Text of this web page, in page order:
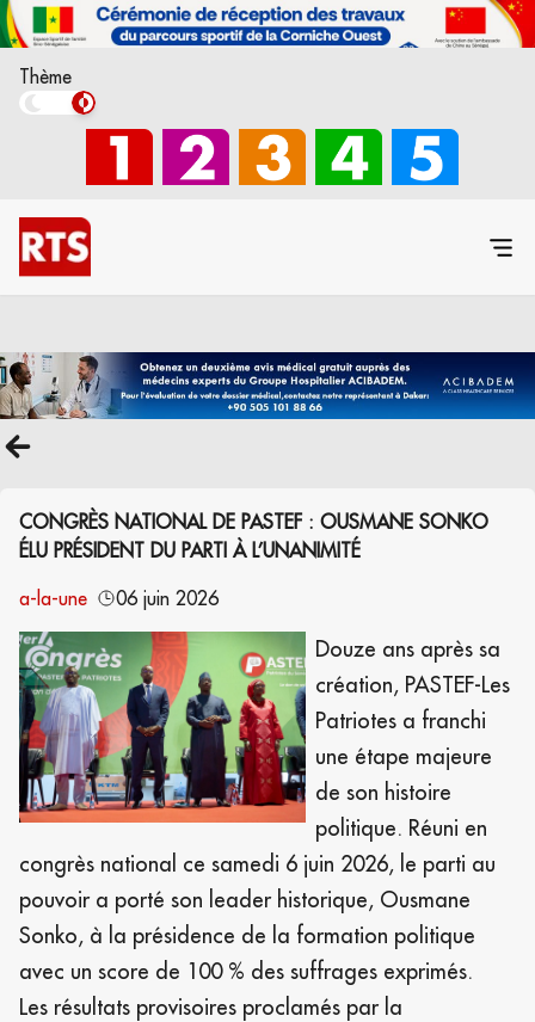
Thème
CONGRÈS NATIONAL DE PASTEF : OUSMANE SONKO
ÉLU PRÉSIDENT DU PARTI À L’UNANIMITÉ
a-la-une
06 juin 2026
Douze ans après sa
création, PASTEF-Les
Patriotes a franchi
une étape majeure
de son histoire
politique. Réuni en
congrès national ce samedi 6 juin 2026, le parti au
pouvoir a porté son leader historique, Ousmane
Sonko, à la présidence de la formation politique
avec un score de 100 % des suffrages exprimés.
Les résultats provisoires proclamés par la